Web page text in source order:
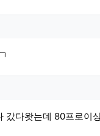
재님의 댓
님의 댓글
갔다왓는데 80프로이